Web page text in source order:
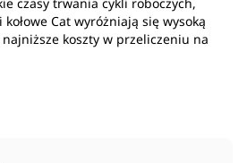
czasy trwania cykli roboczych,
Cat wyróżniają się wysoką
koszty w przeliczeniu na